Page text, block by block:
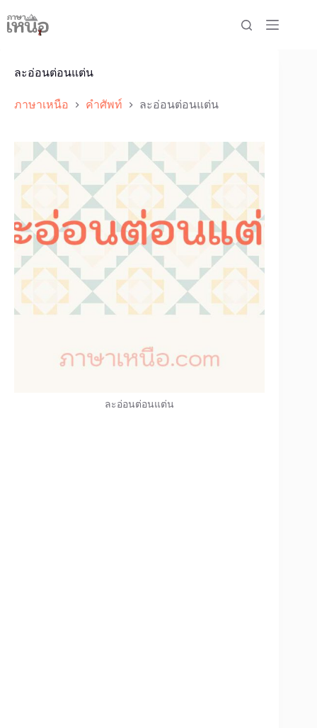
to
content
ละอ่อนต่อนแต่น
ภาษาเหนือ คำศัพท์ ละอ่อนต่อนแต่น
ละอ่อนต่อนแต่น